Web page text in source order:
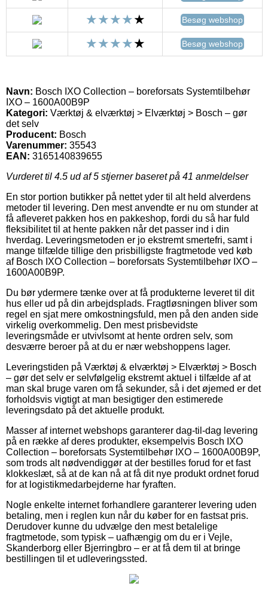
Besøg webshop
Besøg webshop
Navn: Bosch IXO Collection – boreforsats Systemtilbehør
IXO – 1600A00B9P
Kategori: Værktøj & elværktøj > Elværktøj > Bosch – gør
det selv
Producent: Bosch
Varenummer: 35543
EAN: 3165140839655
Vurderet til 4.5 ud af 5 stjerner baseret på 41 anmeldelser
En stor portion butikker på nettet yder til alt held alverdens
metoder til levering. Den mest anvendte er nu om stunder at
få afleveret pakken hos en pakkeshop, fordi du så har fuld
fleksibilitet til at hente pakken når det passer ind i din
hverdag. Leveringsmetoden er jo ekstremt smertefri, samt i
mange tilfælde tillige den prisbilligste fragtmetode ved køb
af Bosch IXO Collection – boreforsats Systemtilbehør IXO –
1600A00B9P.
Du bør ydermere tænke over at få produkterne leveret til dit
hus eller ud på din arbejdsplads. Fragtløsningen bliver som
regel en sjat mere omkostningsfuld, men på den anden side
virkelig overkommelig. Den mest prisbevidste
leveringsmåde er utvivlsomt at hente ordren selv, som
desværre beroer på at du er nær webshoppens lager.
Leveringstiden på Værktøj & elværktøj > Elværktøj > Bosch
– gør det selv er selvfølgelig ekstremt aktuel i tilfælde af at
man skal bruge varen om få sekunder, så i det øjemed er det
forholdsvis vigtigt at man besigtiger den estimerede
leveringsdato på det aktuelle produkt.
Masser af internet webshops garanterer dag-til-dag levering
på en række af deres produkter, eksempelvis Bosch IXO
Collection – boreforsats Systemtilbehør IXO – 1600A00B9P,
som trods alt nødvendiggør at der bestilles forud for et fast
klokkeslæt, så at de kan nå at få dit nye produkt ordnet forud
for at logistikmedarbejderne har fyraften.
Nogle enkelte internet forhandlere garanterer levering uden
betaling, men i reglen kun når du køber for en fastsat pris.
Derudover kunne du udvælge den mest betalelige
fragtmetode, som typisk – uafhængig om du er i Vejle,
Skanderborg eller Bjerringbro – er at få dem til at bringe
bestillingen til et udleveringssted.